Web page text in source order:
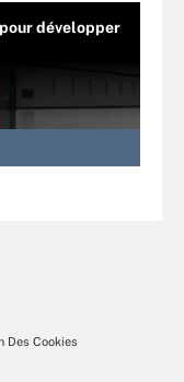
développer
Des Cookies